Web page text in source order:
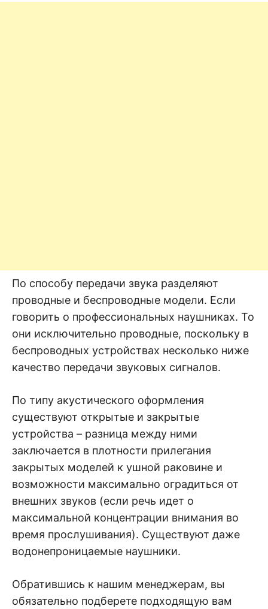
По способу передачи звука разделяют
проводные и беспроводные модели. Если
говорить о профессиональных наушниках. То
они исключительно проводные, поскольку в
беспроводных устройствах несколько ниже
качество передачи звуковых сигналов.
По типу акустического оформления
существуют открытые и закрытые
устройства – разница между ними
заключается в плотности прилегания
закрытых моделей к ушной раковине и
возможности максимально оградиться от
внешних звуков (если речь идет о
максимальной концентрации внимания во
время прослушивания). Существуют даже
водонепроницаемые наушники.
Обратившись к нашим менеджерам, вы
обязательно подберете подходящую вам